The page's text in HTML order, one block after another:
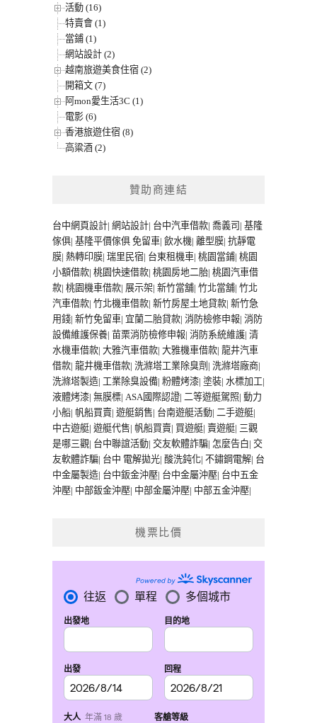
活動 (16)
特賣會 (1)
當鋪 (1)
網站設計 (2)
越南旅遊美食住宿 (2)
開箱文 (7)
阿mon愛生活3C (1)
電影 (6)
香港旅遊住宿 (8)
高粱酒 (2)
贊助商連結
台中網頁設計| 網站設計| 台中汽車借款| 喬義司 | 基隆
傢俱| 基隆平價傢俱 免留車| 飲水機| 離型膜| 抗靜電
膜| 熱轉印膜| 瑞里民宿| 台東租機車| 桃園當鋪| 桃園
小額借款| 桃園快速借款| 桃園房地二胎| 桃園汽車借
款| 桃園機車借款| 展示架| 新竹當舖| 竹北當舖| 竹北
汽車借款| 竹北機車借款| 新竹房屋土地貸款| 新竹急
用錢| 新竹免留車| 宜蘭二胎貸款| 消防檢修申報| 消防
設備維護保養| 苗栗消防檢修申報| 消防系統維護| 清
水機車借款| 大雅汽車借款| 大雅機車借款| 龍井汽車
借款| 龍井機車借款| 洗滌塔工業除臭劑 | 洗滌塔廠商|
洗滌塔製造| 工業除臭設備| 粉體烤漆| 塗裝| 水標加工|
液體烤漆| 無膜標| ASA國際認證| 二等遊艇駕照| 動力
小船| 帆船買賣| 遊艇銷售| 台南遊艇活動| 二手遊艇|
中古遊艇| 遊艇代售| 帆船買賣| 買遊艇| 賣遊艇| 三觀
是哪三觀| 台中聯誼活動| 交友軟體詐騙| 怎麼告白| 交
友軟體詐騙| 台中 電解拋光| 酸洗鈍化| 不鏽鋼電解| 台
中金屬製造| 台中鈑金沖壓| 台中金屬沖壓| 台中五金
沖壓| 中部鈑金沖壓| 中部金屬沖壓| 中部五金沖壓|
機票比價